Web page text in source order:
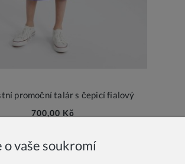
promoční talár s čepicí fialový
700,00 Kč
kolekci akademických talárů, která je
o vaše soukromí